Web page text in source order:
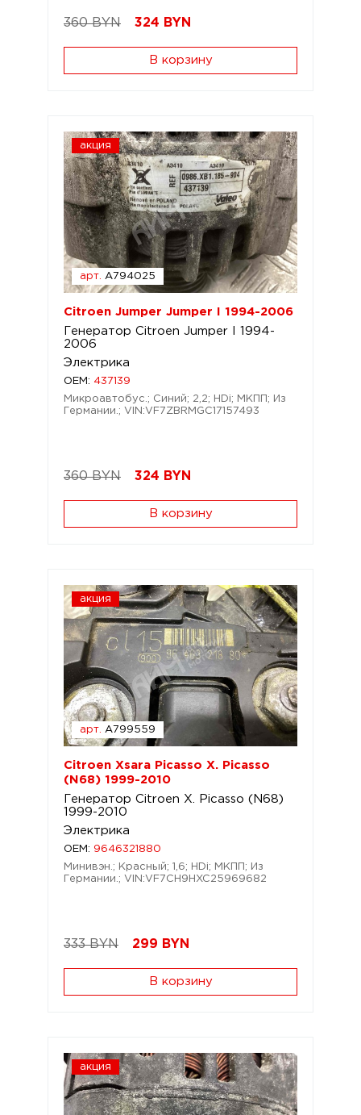
360 BYN 324 BYN
В корзину
акция
арт. A794025
Citroen Jumper Jumper I 1994-2006
Генератор Citroen Jumper I 1994-
2006
Электрика
OEM: 437139
Микроавтобус.; Синий; 2,2; HDi; МКПП; Из
Германии.; VIN:VF7ZBRMGC17157493
360 BYN 324 BYN
В корзину
акция
арт. A799559
Citroen Xsara Picasso X. Picasso
(N68) 1999-2010
Генератор Citroen X. Picasso (N68)
1999-2010
Электрика
OEM: 9646321880
Минивэн.; Красный; 1,6; HDi; МКПП; Из
Германии.; VIN:VF7CH9HXC25969682
333 BYN 299 BYN
В корзину
акция